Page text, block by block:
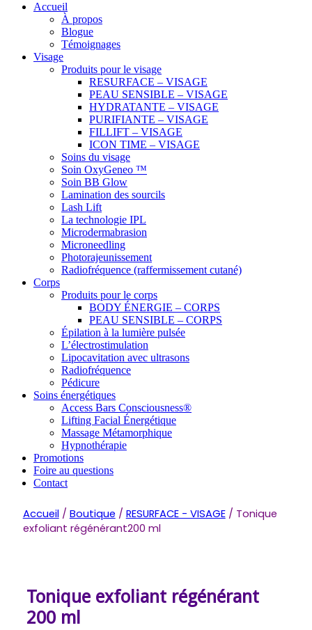
Accueil
À propos
Blogue
Témoignages
Visage
Produits pour le visage
RESURFACE – VISAGE
PEAU SENSIBLE – VISAGE
HYDRATANTE – VISAGE
PURIFIANTE – VISAGE
FILLIFT – VISAGE
ICON TIME – VISAGE
Soins du visage
Soin OxyGeneo ™
Soin BB Glow
Lamination des sourcils
Lash Lift
La technologie IPL
Microdermabrasion
Microneedling
Photorajeunissement
Radiofréquence (raffermissement cutané)
Corps
Produits pour le corps
BODY ÉNERGIE – CORPS
PEAU SENSIBLE – CORPS
Épilation à la lumière pulsée
L’électrostimulation
Lipocavitation avec ultrasons
Radiofréquence
Pédicure
Soins énergétiques
Access Bars Consciousness®
Lifting Facial Énergétique
Massage Métamorphique
Hypnothérapie
Promotions
Foire au questions
Contact
Accueil/ Boutique / RESURFACE - VISAGE/ Tonique
exfoliant régénérant200 ml
Tonique exfoliant régénérant
200 ml